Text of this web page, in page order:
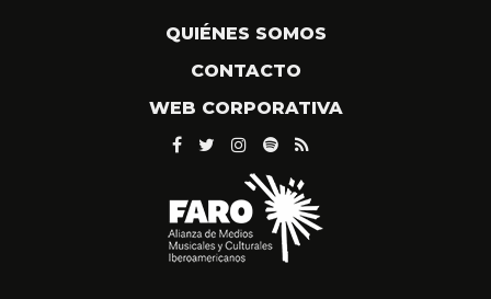
QUIÉNES SOMOS
CONTACTO
WEB CORPORATIVA